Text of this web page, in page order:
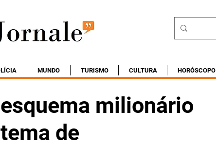
MUNDO TURISMO CULTURA HORÓSCOPO
milionário
de